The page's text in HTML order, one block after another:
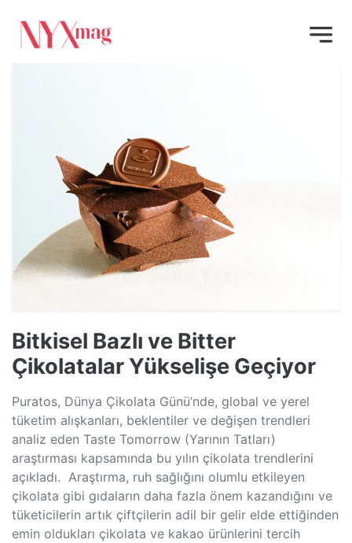
Bitkisel Bazlı ve Bitter
Çikolatalar Yükselişe Geçiyor
Puratos, Dünya Çikolata Günü’nde, global ve yerel
tüketim alışkanları, beklentiler ve değişen trendleri
analiz eden Taste Tomorrow (Yarının Tatları)
araştırması kapsamında bu yılın çikolata trendlerini
açıkladı. Araştırma, ruh sağlığını olumlu etkileyen
çikolata gibi gıdaların daha fazla önem kazandığını ve
tüketicilerin artık çiftçilerin adil bir gelir elde ettiğinden
emin oldukları çikolata ve kakao ürünlerini tercih